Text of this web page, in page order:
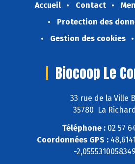
Accueil Contact
Protection des
Gestion des cookies
Biocoop Le
33 rue de la Ville
35780 La
Téléphone : 02 57
Coordonnées GPS :
-